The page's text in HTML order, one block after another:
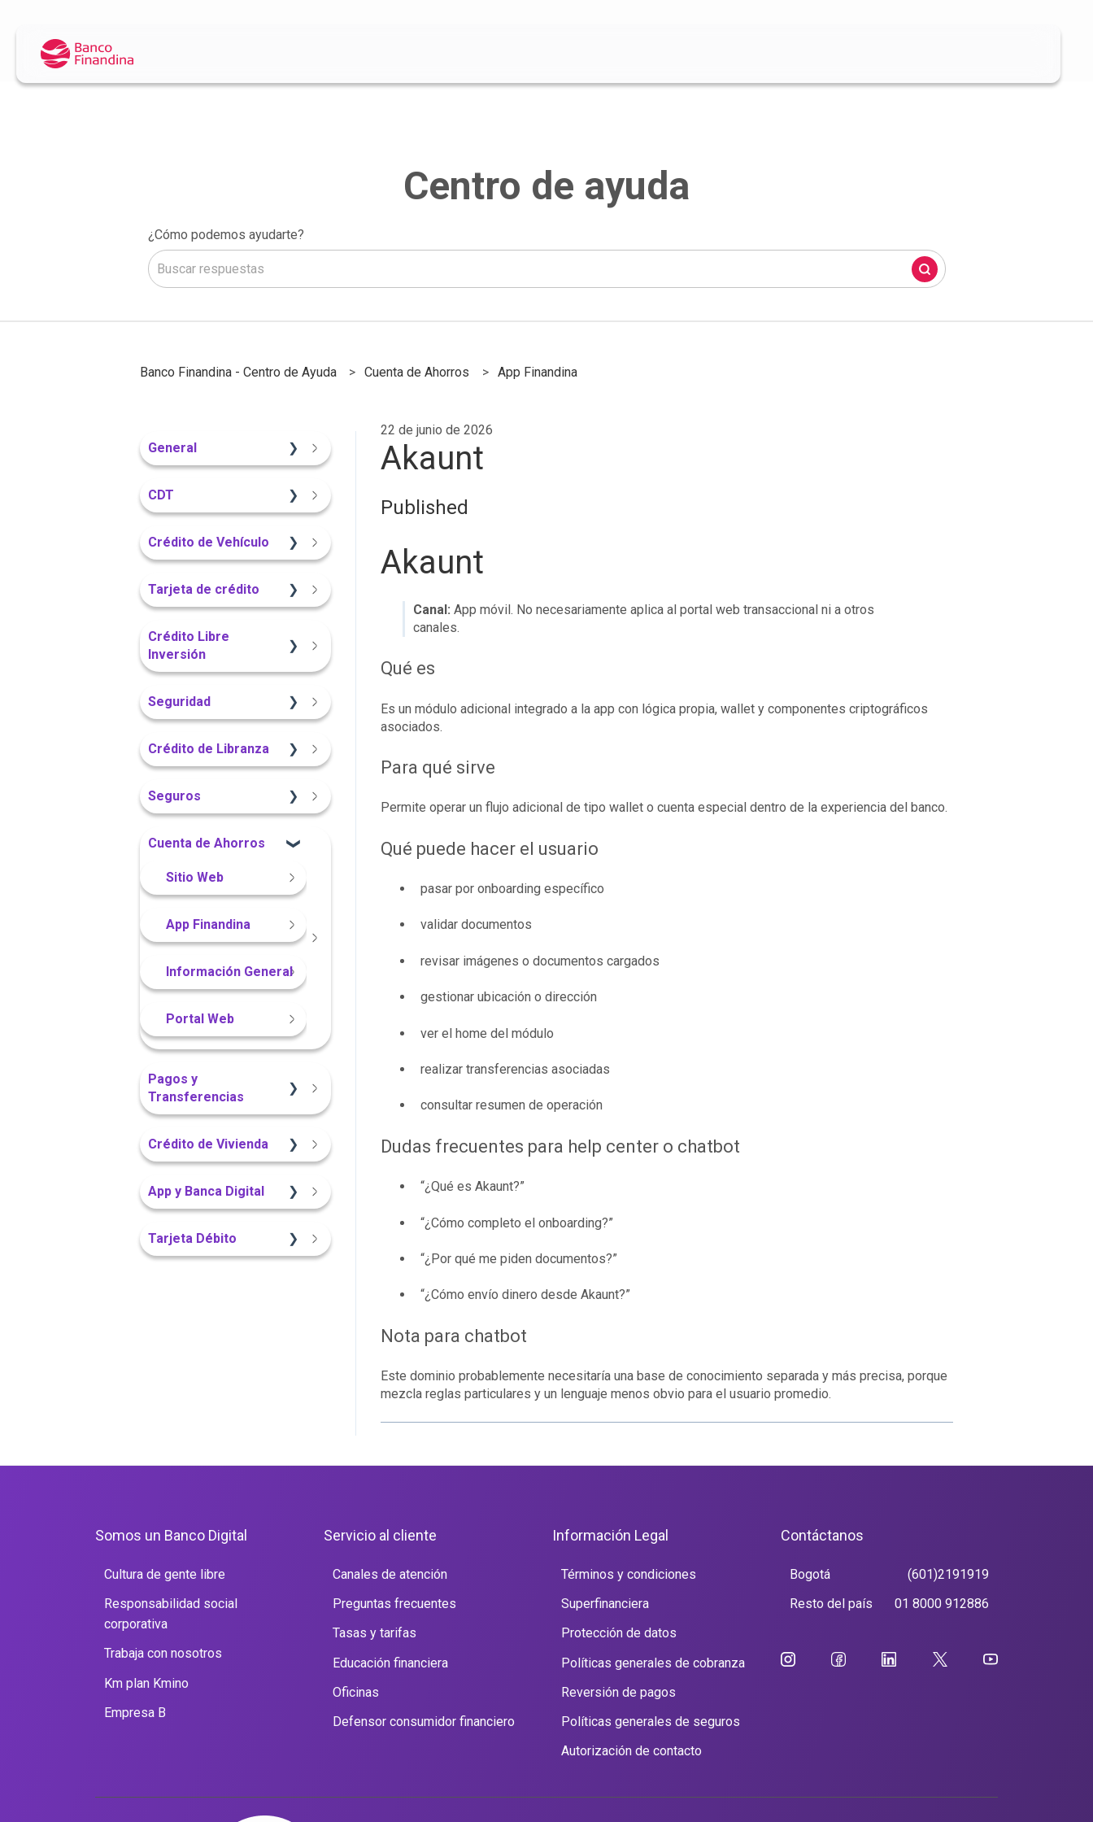
¿Cómo podemos ayudarte?
Banco Finandina - Centro de Ayuda Cuenta de Ahorros App Finandina
22 de junio de 2026
Akaunt
Published
Akaunt
Canal: App móvil. No necesariamente aplica al portal web transaccional ni a otros
canales.
Qué es
Es un módulo adicional integrado a la app con lógica propia, wallet y componentes criptográficos
asociados.
Para qué sirve
Permite operar un flujo adicional de tipo wallet o cuenta especial dentro de la experiencia del banco.
Qué puede hacer el usuario
pasar por onboarding específico
validar documentos
revisar imágenes o documentos cargados
gestionar ubicación o dirección
ver el home del módulo
realizar transferencias asociadas
consultar resumen de operación
Dudas frecuentes para help center o chatbot
“¿Qué es Akaunt?”
“¿Cómo completo el onboarding?”
“¿Por qué me piden documentos?”
“¿Cómo envío dinero desde Akaunt?”
Nota para chatbot
Este dominio probablemente necesitaría una base de conocimiento separada y más precisa, porque
mezcla reglas particulares y un lenguaje menos obvio para el usuario promedio.
General
CDT
Crédito de Vehículo
Portal Web
App Finandina
Tarjeta de crédito
App Finandina
Información General
Portal Web
Crédito Libre
Inversión
Seguridad
Crédito de Libranza
Portal Web
Seguros
Sitio Web
Cuenta de Ahorros
Sitio Web
App Finandina
Información General
Portal Web
Pagos y
Transferencias
Crédito de Vivienda
App y Banca Digital
Tarjeta Débito
Somos un Banco Digital
Cultura de gente libre
Responsabilidad social
corporativa
Trabaja con nosotros
Km plan Kmino
Empresa B
Servicio al cliente
Canales de atención
Preguntas frecuentes
Tasas y tarifas
Educación financiera
Oficinas
Defensor consumidor financiero
Información Legal
Términos y condiciones
Superfinanciera
Protección de datos
Políticas generales de cobranza
Reversión de pagos
Políticas generales de seguros
Autorización de contacto
Contáctanos
Bogotá
(601)2191919
Resto del país
01 8000 912886